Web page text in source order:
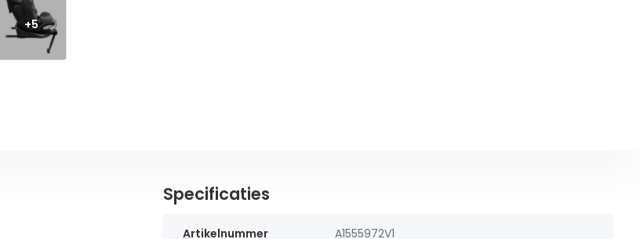
+5
Specificaties
Artikelnummer A1555972V1